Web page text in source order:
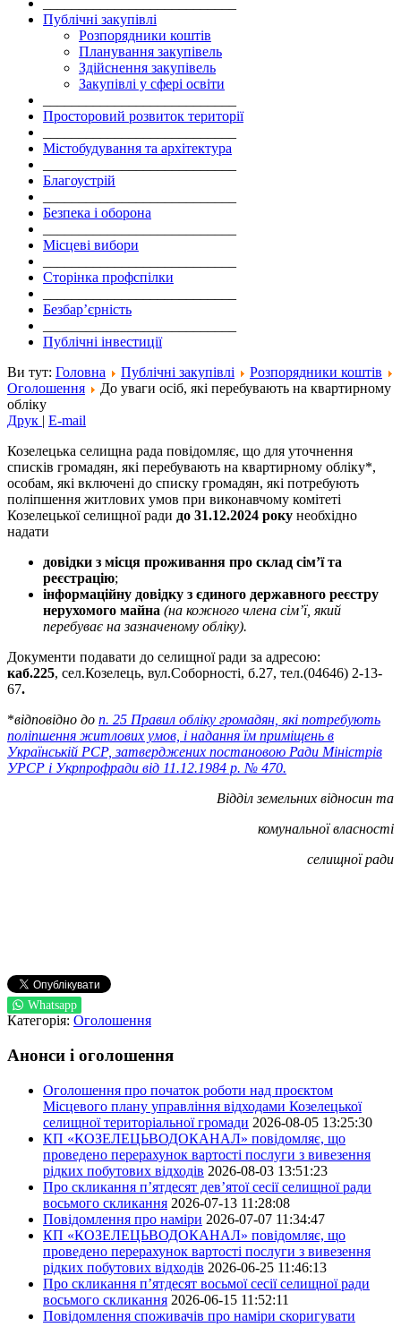
Публічні закупівлі
Розпорядники коштів
Планування закупівель
Здійснення закупівель
Закупівлі у сфері освіти
Просторовий розвиток території
Містобудування та архітектура
Благоустрій
Безпека і оборона
Місцеві вибори
Сторінка профспілки
Безбар’єрність
Публічні інвестиції
Ви тут: Головна Публічні закупівлі
Розпорядники коштів
Оголошення
До уваги осіб, які перебувають на квартирному
обліку
Друк | E-mail
Козелецька селищна рада повідомляє, що для уточнення
списків громадян, які перебувають на квартирному обліку*,
особам, які включені до списку громадян, які потребують
поліпшення житлових умов при виконавчому комітеті
Козелецької селищної ради до 31.12.2024 року необхідно
надати
довідки з місця проживання про склад сім’ї та
реєстрацію;
інформаційну довідку з єдиного державного реєстру
нерухомого майна (на кожного члена сім’ї, який
перебуває на зазначеному обліку).
Документи подавати до селищної ради за адресою:
каб.225, сел.Козелець, вул.Соборності, б.27, тел.(04646) 2-13-
67.
*відповідно до п. 25 Правил обліку громадян, які потребують
поліпшення житлових умов, і надання їм приміщень в
Українській РСР, затверджених постановою Ради Міністрів
УРСР і Укрпрофради від 11.12.1984 р. № 470.
Відділ земельних відносин та
комунальноївласності
селищної ради
Whatsapp
Категорія: Оголошення
Анонси і оголошення
Оголошення про початок роботи над проєктом
Місцевого плану управління відходами Козелецької
селищної територіальної громади 2026-08-05 13:25:30
КП «КОЗЕЛЕЦЬВОДОКАНАЛ» повідомляє, що
проведено перерахунок вартості послуги з вивезення
рідких побутових відходів 2026-08-03 13:51:23
Про скликання п’ятдесят дев’ятої сесії селищної ради
восьмого скликання 2026-07-13 11:28:08
Повідомлення про наміри 2026-07-07 11:34:47
КП «КОЗЕЛЕЦЬВОДОКАНАЛ» повідомляє, що
проведено перерахунок вартості послуги з вивезення
рідких побутових відходів 2026-06-25 11:46:13
Про скликання п’ятдесят восьмої сесії селищної ради
восьмого скликання 2026-06-15 11:52:11
Повідомлення споживачів про наміри скоригувати